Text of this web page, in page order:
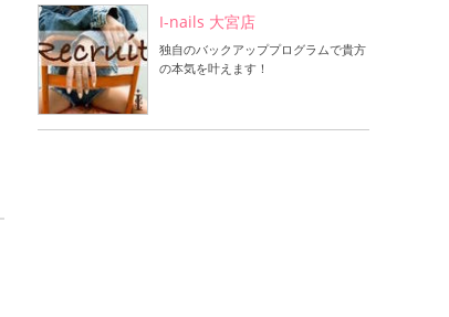
I-nails 大宮店
独自のバックアッププログラムで貴方
の本気を叶えます！